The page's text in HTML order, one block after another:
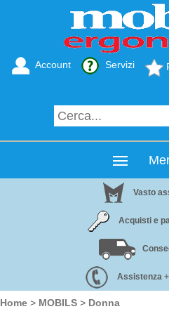
Servizi
Account
Vasto
Acquisti e
Assistenza
Home > MOBILS > Donna